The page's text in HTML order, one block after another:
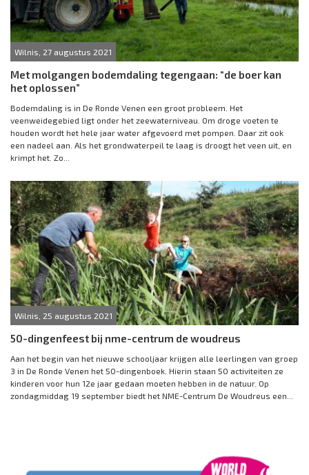
Wilnis, 27 augustus 2021
Met molgangen bodemdaling tegengaan: “de boer kan
het oplossen”
Bodemdaling is in De Ronde Venen een groot probleem. Het
veenweidegebied ligt onder het zeewaterniveau. Om droge voeten te
houden wordt het hele jaar water afgevoerd met pompen. Daar zit ook
een nadeel aan. Als het grondwaterpeil te laag is droogt het veen uit, en
krimpt het. Zo...
Wilnis, 25 augustus 2021
50-dingenfeest bij nme-centrum de woudreus
Aan het begin van het nieuwe schooljaar krijgen alle leerlingen van groep
3 in De Ronde Venen het 50-dingenboek. Hierin staan 50 activiteiten ze
kinderen voor hun 12e jaar gedaan moeten hebben in de natuur. Op
zondagmiddag 19 september biedt het NME-Centrum De Woudreus een...